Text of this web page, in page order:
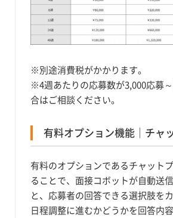
※別途消費税がかかります。
※4週あたりの応募数が3,000応募
合はご相談ください。
有料オプション機能｜チャ
有料のオプションであるチャット
ることで、面接コボットが自動送
と、応募者の回答できる選択肢を
日程調整に進むかどうかを回答内